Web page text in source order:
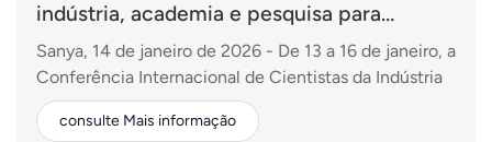
indústria, academia e pesquisa para
explorar os mercados agrícolas globais.
Sanya, 14 de janeiro de 2026 - De 13 a 16 de janeiro, a
Conferência Internacional de Cientistas da Indústria
de Sanya 2026 e a Exposição Internacional de
Ciência e Tecnologia da Indústria de Sementes foram
consulte Mais informação